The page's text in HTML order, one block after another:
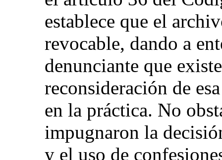
establece que el
revocable, dando a
denunciante que
reconsideración de
en la práctica. No
impugnaron la
y el uso de